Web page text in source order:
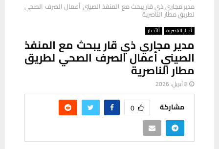
مدير مجاري ذي قار يبحث مع المنفذ الصيني أعمال الصرف الصحي
لطريق مطار الناصرية
أخبار الناصرية ألأخبار
مدير مجاري ذي قار يبحث مع المنفذ
الصيني أعمال الصرف الصحي لطريق
مطار الناصرية
8 أبريل، 2026
مشاركة 0